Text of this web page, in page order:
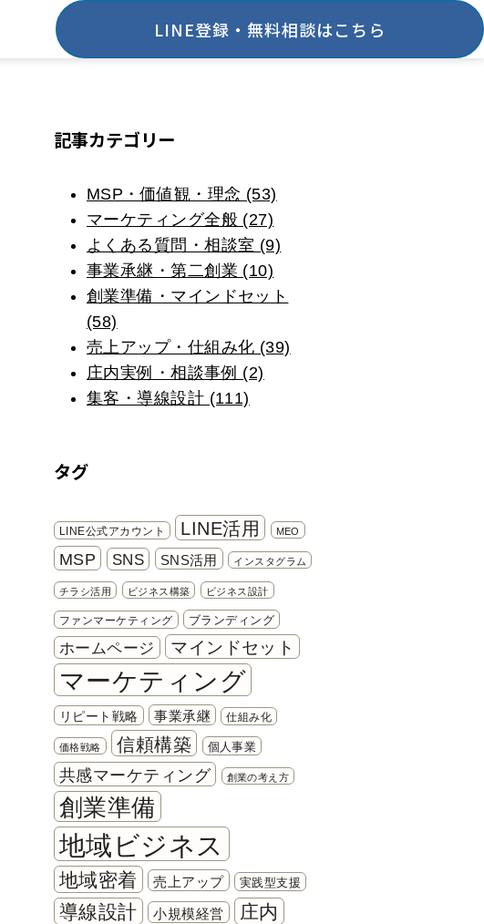
LINE登録・無料相談はこちら
記事カテゴリー
MSP・価値観・理念 (53)
マーケティング全般 (27)
よくある質問・相談室 (9)
事業承継・第二創業 (10)
創業準備・マインドセット
(58)
売上アップ・仕組み化 (39)
庄内実例・相談事例 (2)
集客・導線設計 (111)
タグ
LINE公式アカウント LINE活用 MEO
MSP SNS SNS活用 インスタグラム
チラシ活用 ビジネス構築 ビジネス設計
ファンマーケティング ブランディング
ホームページ マインドセット
マーケティング
リピート戦略 事業承継 仕組み化
価格戦略 信頼構築 個人事業
共感マーケティング 創業の考え方
創業準備
地域ビジネス
地域密着 売上アップ 実践型支援
導線設計 小規模経営 庄内